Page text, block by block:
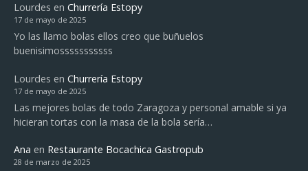
Lourdes en Churrería Estopy
17 de mayo de 2025
Yo las llamo bolas ellos creo que buñuelos
buenisimosssssssssss
Lourdes en Churrería Estopy
17 de mayo de 2025
Las mejores bolas de todo Zaragoza y personal amable si ya
hicieran tortas con la masa de la bola sería…
Ana en Restaurante Bocachica Gastropub
28 de marzo de 2025